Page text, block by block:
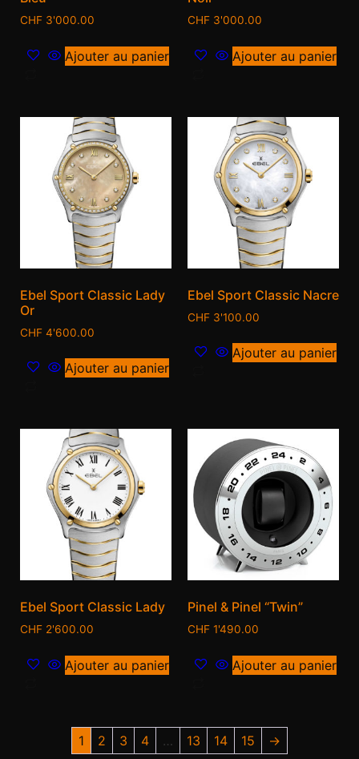
CHF 3'000.00
Ajouter au panier
CHF 3'000.00
Ajouter au panier
Ebel Sport Classic Lady
Or
CHF 4'600.00
Ajouter au panier
Ebel Sport Classic Nacre
CHF 3'100.00
Ajouter au panier
Ebel Sport Classic Lady
CHF 2'600.00
Ajouter au panier
Pinel & Pinel “Twin”
CHF 1'490.00
Ajouter au panier
1 2 3 4 … 13 14 15 →